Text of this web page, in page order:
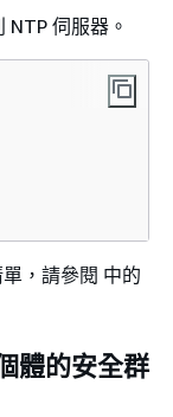
伺服器。
，請參閱 中的
體的安全群